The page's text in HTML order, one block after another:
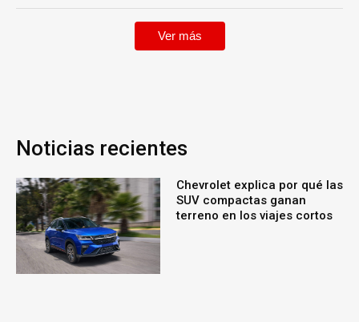
Ver más
Noticias recientes
Chevrolet explica por qué las
SUV compactas ganan
terreno en los viajes cortos